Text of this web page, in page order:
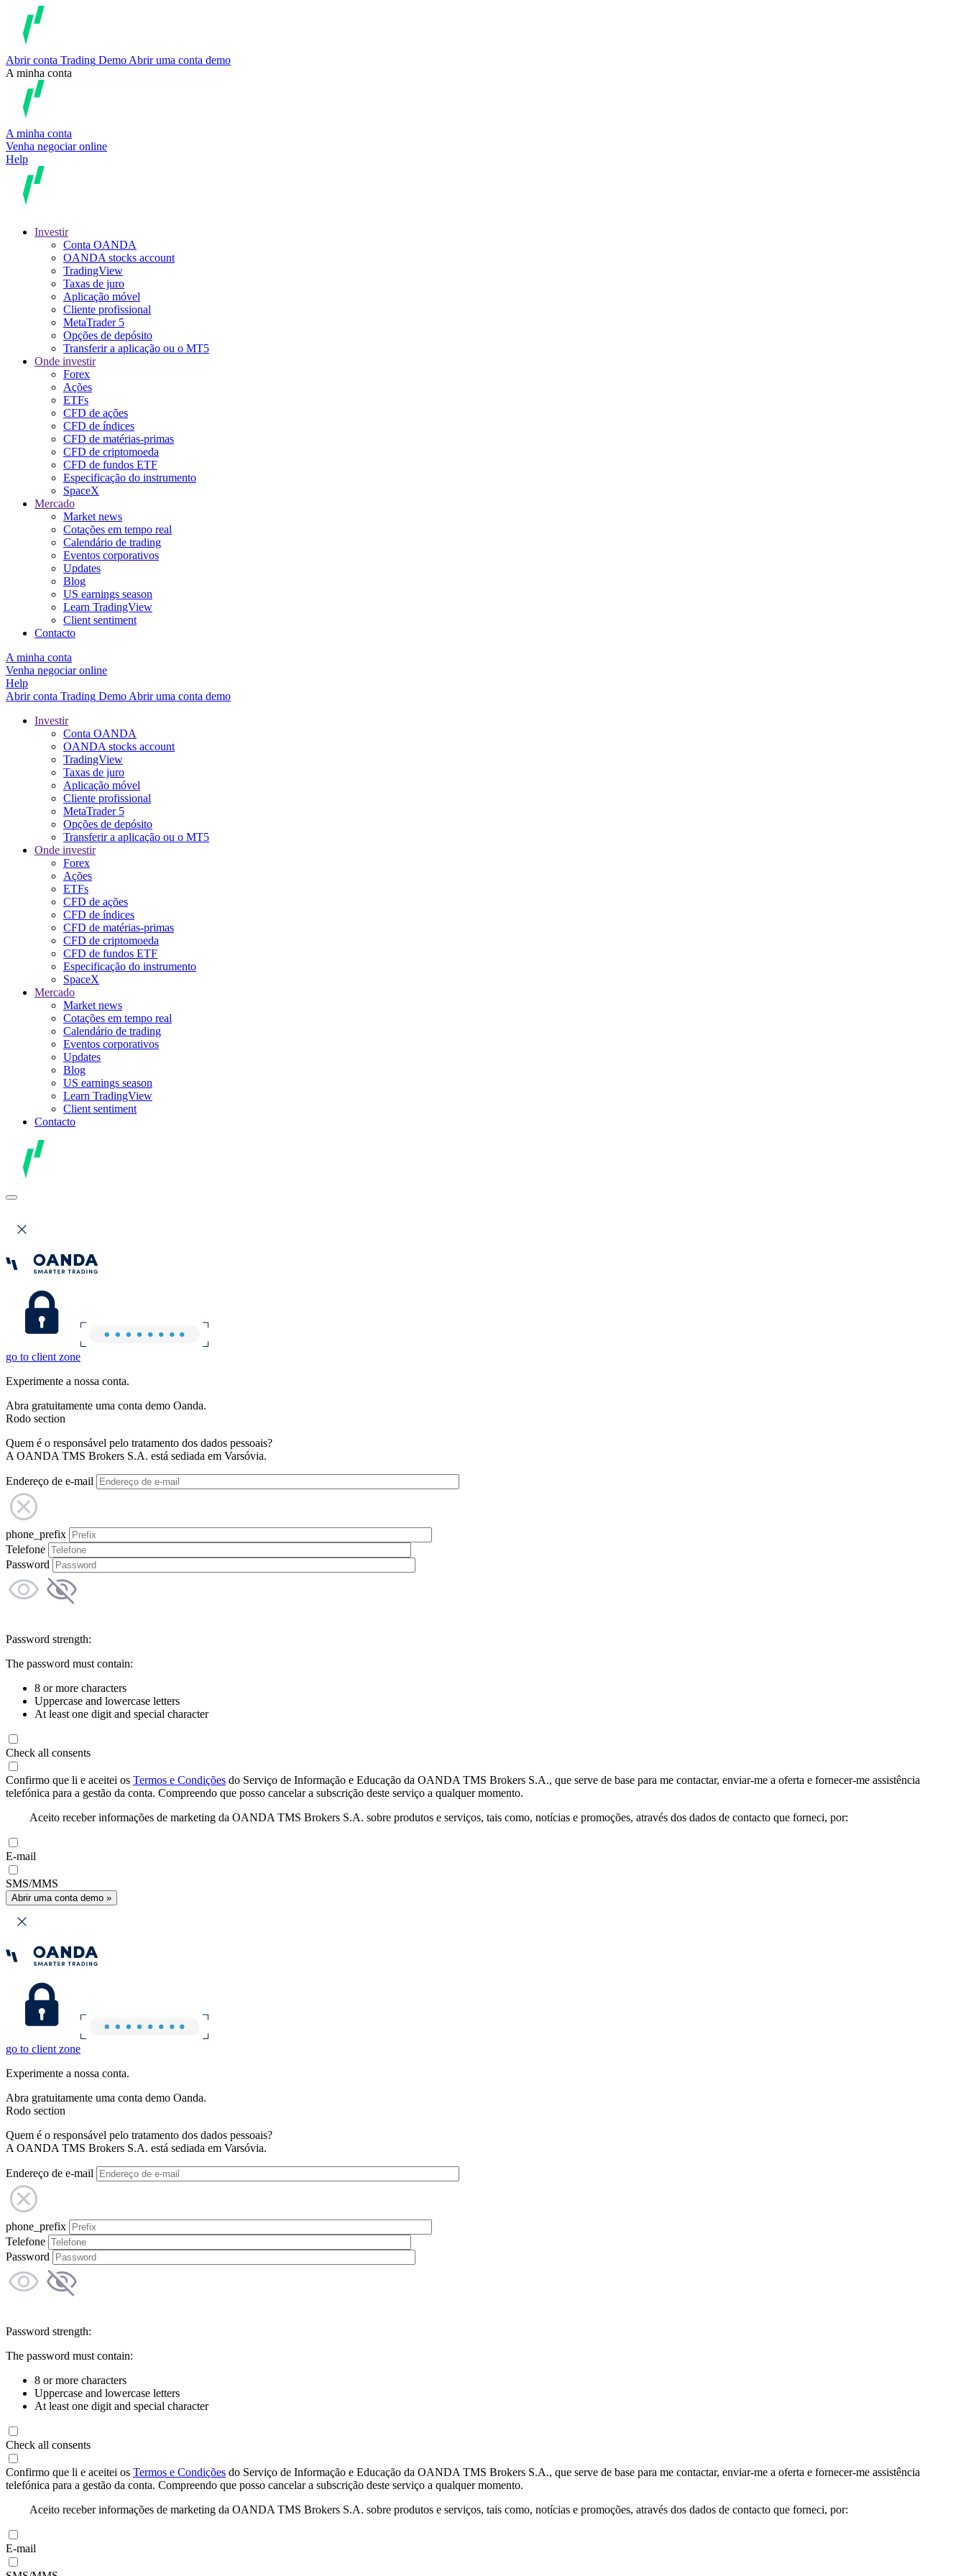
Abrir conta Trading Demo Abrir uma conta demo
A minha conta
A minha conta
Venha negociar online
Help
Investir
Conta OANDA
OANDA stocks account
TradingView
Taxas de juro
Aplicação móvel
Cliente profissional
MetaTrader 5
Opções de depósito
Transferir a aplicação ou o MT5
Onde investir
Forex
Ações
ETFs
CFD de ações
CFD de índices
CFD de matérias-primas
CFD de criptomoeda
CFD de fundos ETF
Especificação do instrumento
SpaceX
Mercado
Market news
Cotações em tempo real
Calendário de trading
Eventos corporativos
Updates
Blog
US earnings season
Learn TradingView
Client sentiment
Contacto
A minha conta
Venha negociar online
Help
Abrir conta Trading Demo Abrir uma conta demo
Investir
Conta OANDA
OANDA stocks account
TradingView
Taxas de juro
Aplicação móvel
Cliente profissional
MetaTrader 5
Opções de depósito
Transferir a aplicação ou o MT5
Onde investir
Forex
Ações
ETFs
CFD de ações
CFD de índices
CFD de matérias-primas
CFD de criptomoeda
CFD de fundos ETF
Especificação do instrumento
SpaceX
Mercado
Market news
Cotações em tempo real
Calendário de trading
Eventos corporativos
Updates
Blog
US earnings season
Learn TradingView
Client sentiment
Contacto
go to client zone
Experimente a nossa conta.
Abra gratuitamente uma conta demo Oanda.
Rodo section
Quem é o responsável pelo tratamento dos dados pessoais?
A OANDA TMS Brokers S.A. está sediada em Varsóvia.
Endereço de e-mail
phone_prefix
Telefone
Password
Password strength:
The password must contain:
8 or more characters
Uppercase and lowercase letters
At least one digit and special character
Check all consents
Confirmo que li e aceitei os Termos e Condições do Serviço de Informação e Educação da OANDA TMS Brokers S.A., que serve de base para me contactar, enviar-me a oferta e fornecer-me assistência
telefónica para a gestão da conta. Compreendo que posso cancelar a subscrição deste serviço a qualquer momento.
Aceito receber informações de marketing da OANDA TMS Brokers S.A. sobre produtos e serviços, tais como, notícias e promoções, através dos dados de contacto que forneci, por:
E-mail
SMS/MMS
Abrir uma conta demo »
go to client zone
Experimente a nossa conta.
Abra gratuitamente uma conta demo Oanda.
Rodo section
Quem é o responsável pelo tratamento dos dados pessoais?
A OANDA TMS Brokers S.A. está sediada em Varsóvia.
Endereço de e-mail
phone_prefix
Telefone
Password
Password strength:
The password must contain:
8 or more characters
Uppercase and lowercase letters
At least one digit and special character
Check all consents
Confirmo que li e aceitei os Termos e Condições do Serviço de Informação e Educação da OANDA TMS Brokers S.A., que serve de base para me contactar, enviar-me a oferta e fornecer-me assistência
telefónica para a gestão da conta. Compreendo que posso cancelar a subscrição deste serviço a qualquer momento.
Aceito receber informações de marketing da OANDA TMS Brokers S.A. sobre produtos e serviços, tais como, notícias e promoções, através dos dados de contacto que forneci, por:
E-mail